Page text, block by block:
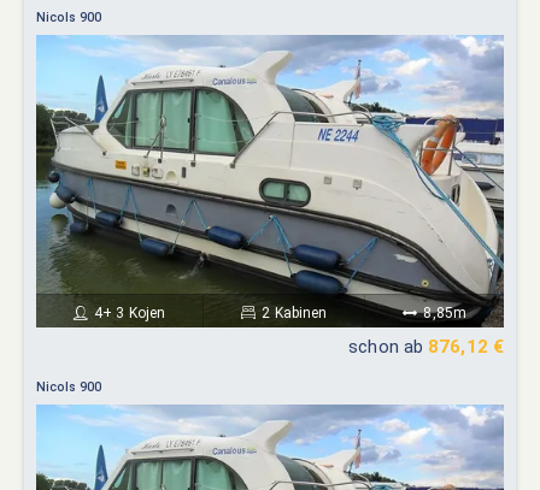
Nicols 900
4+ 3 Kojen 2 Kabinen 8,85m
schon ab 876,12 €
Nicols 900